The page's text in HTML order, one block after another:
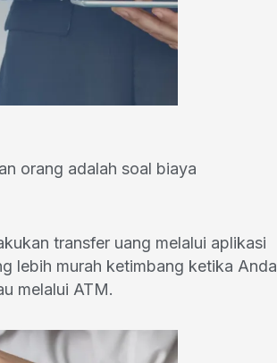
orang adalah soal biaya
transfer uang melalui aplikasi
lebih murah ketimbang ketika Anda
melalui ATM.